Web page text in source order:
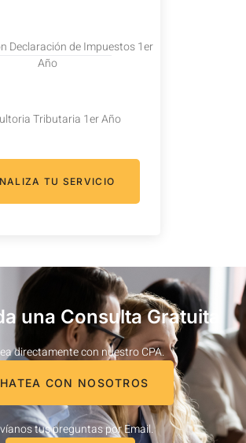
Declaración de Impuestos 1er
Año
Tributaria 1er Año
TU SERVICIO
una Consulta Gratuita
directamente con nuestro CPA.
CON NOSOTROS
tus preguntas por Email.